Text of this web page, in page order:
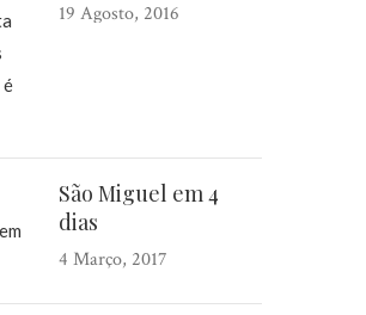
19 Agosto, 2016
São Miguel em 4
dias
4 Março, 2017